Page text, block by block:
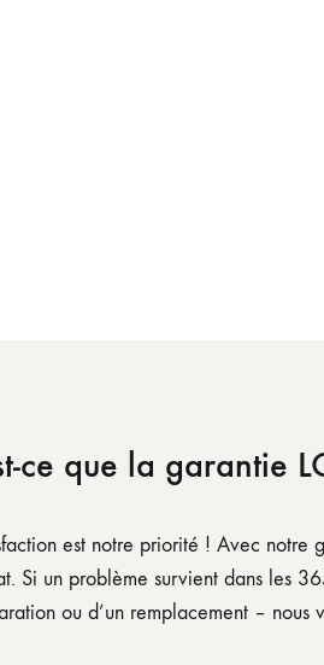
ce que la garantie
est notre priorité ! Avec notre
Si un problème survient dans les
ou d’un remplacement –